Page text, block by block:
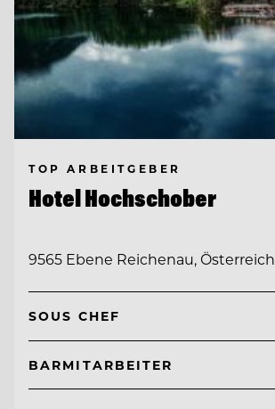
TOP ARBEITGEBER
Hotel Hochschober
9565 Ebene Reichenau, Österreich
SOUS CHEF
BARMITARBEITER